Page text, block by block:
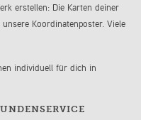
erstellen: Die Karten deiner
Koordinatenposter. Viele
individuell für dich in